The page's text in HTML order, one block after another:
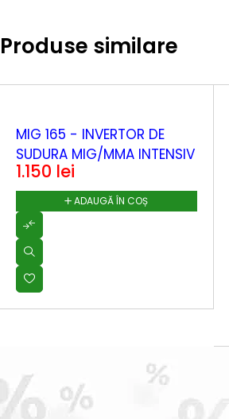
Produse similare
MIG 165 - INVERTOR DE
SUDURA MIG/MMA INTENSIV
1.150 lei
ADAUGĂ ÎN COȘ